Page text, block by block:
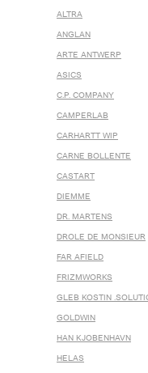
ALTRA
ANGLAN
ARTE ANTWERP
ASICS
C.P. COMPANY
CAMPERLAB
CARHARTT WIP
CARNE BOLLENTE
CASTART
DIEMME
DR. MARTENS
DROLE DE MONSIEUR
FAR AFIELD
FRIZMWORKS
GLEB KOSTIN
GOLDWIN
HAN KJOBENHAVN
HELAS